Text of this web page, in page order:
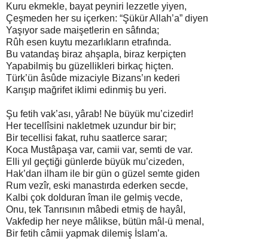
Kuru ekmekle, bayat peyniri lezzetle yiyen,
Çeşmeden her su içerken: “Şükür Allah’a” diyen
Yaşıyor sade maişetlerin en sâfında;
Rûh esen kuytu mezarlıkların etrafında.
Bu vatandaş biraz ahşapla, biraz kerpiçten
Yapabilmiş bu güzellikleri birkaç hiçten.
Türk’ün âsûde mizaciyle Bizans’ın kederi
Karışıp mağrifet iklimi edinmiş bu yeri.
Şu fetih vak’ası, yârab! Ne büyük mu’cizedir!
Her tecellîsini nakletmek uzundur bir bir;
Bir tecellisi fakat, ruhu saatlerce sarar;
Koca Mustâpaşa var, camii var, semti de var.
Elli yıl geçtiği günlerde büyük mu’cizeden,
Hak’dan ilham ile bir gün o güzel semte giden
Rum vezîr, eski manastırda ederken secde,
Kalbi çok dolduran îman ile gelmiş vecde,
Onu, tek Tanrısının mâbedi etmiş de hayâl,
Vakfedip her neye mâlikse, bütün mâl-ü menal,
Bir fetih câmii yapmak dilemiş İslam’a.